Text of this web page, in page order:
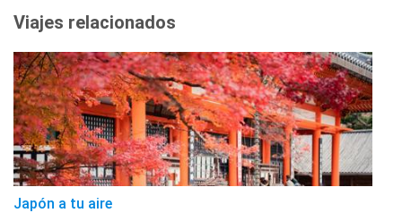
Viajes relacionados
Japón a tu aire